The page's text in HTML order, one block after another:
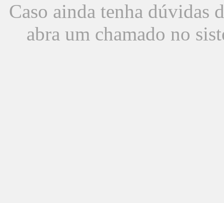
Caso ainda tenha dúvidas
abra um chamado no